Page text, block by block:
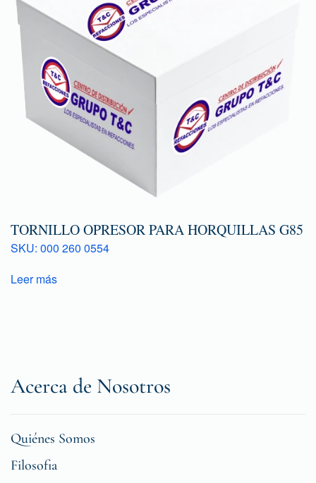
TORNILLO OPRESOR PARA HORQUILLAS G85
SKU: 000 260 0554
Leer más
Acerca de Nosotros
Quiénes Somos
Filosofia